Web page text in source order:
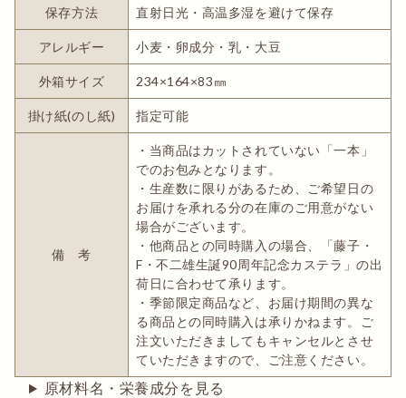
保存方法 直射日光・高温多湿を避けて保存
アレルギー 小麦・卵成分・乳・大豆
外箱サイズ 234×164×83㎜
掛け紙(のし紙) 指定可能
備 考
・当商品はカットされていない「一本」
でのお包みとなります。
・生産数に限りがあるため、ご希望日の
お届けを承れる分の在庫のご用意がない
場合がございます。
・他商品との同時購入の場合、「藤子・
F・不二雄生誕90周年記念カステラ」の出
荷日に合わせて承ります。
・季節限定商品など、お届け期間の異な
る商品との同時購入は承りかねます。ご
注文いただきましてもキャンセルとさせ
ていただきますので、ご注意ください。
原材料名・栄養成分を見る